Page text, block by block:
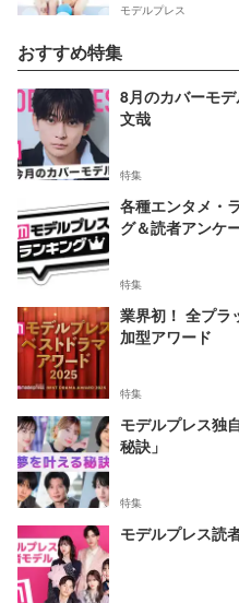
モデルプレス
おすすめ特集
8月のカバーモ
文哉
特集
各種エンタメ・
グ＆読者アンケ
特集
業界初！ 全プラ
加型アワード
特集
モデルプレス独
秘訣」
特集
モデルプレス読